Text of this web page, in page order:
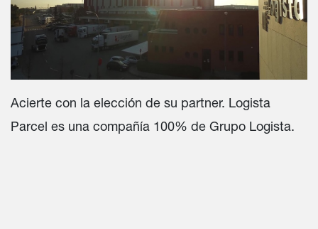
Acierte con la elección de su partner. Logista
Parcel es una compañía 100% de Grupo Logista.